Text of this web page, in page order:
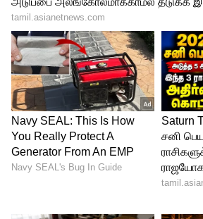
3. மலைகளின் ராணி
புகழ்பெற்ற டாய் டிரெய்ன்
கஞ்சன்ஜங்கா மலையின்
காட்சிகளுக்கு பெயர்
கோடைக்காலத்தில் இங்கே
போக வேண்டும்.
பொழுதில் எழுந்து, சூடான
குடித்துக்கொண்டே, டைகர்
உதயத்தைப் பார்க்கலாம்.
மடாலயங்களும்,